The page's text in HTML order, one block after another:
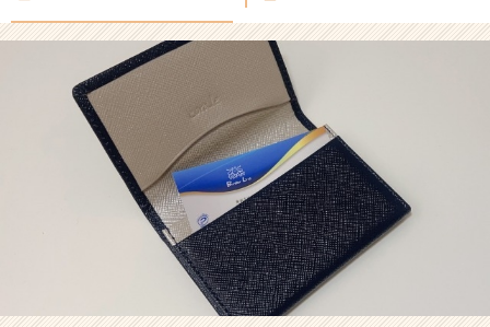
会
社
ボ
ダ
ー
ラ
イ
ン
の
タ
イ